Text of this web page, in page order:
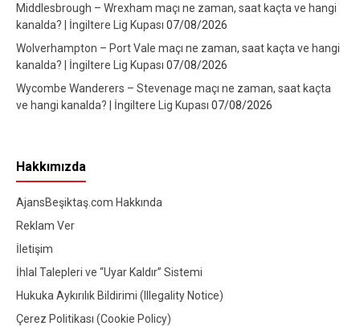
Middlesbrough – Wrexham maçı ne zaman, saat kaçta ve hangi
kanalda? | İngiltere Lig Kupası 07/08/2026
Wolverhampton – Port Vale maçı ne zaman, saat kaçta ve hangi
kanalda? | İngiltere Lig Kupası 07/08/2026
Wycombe Wanderers – Stevenage maçı ne zaman, saat kaçta
ve hangi kanalda? | İngiltere Lig Kupası 07/08/2026
Hakkımızda
AjansBeşiktaş.com Hakkında
Reklam Ver
İletişim
İhlal Talepleri ve “Uyar Kaldır” Sistemi
Hukuka Aykırılık Bildirimi (Illegality Notice)
Çerez Politikası (Cookie Policy)